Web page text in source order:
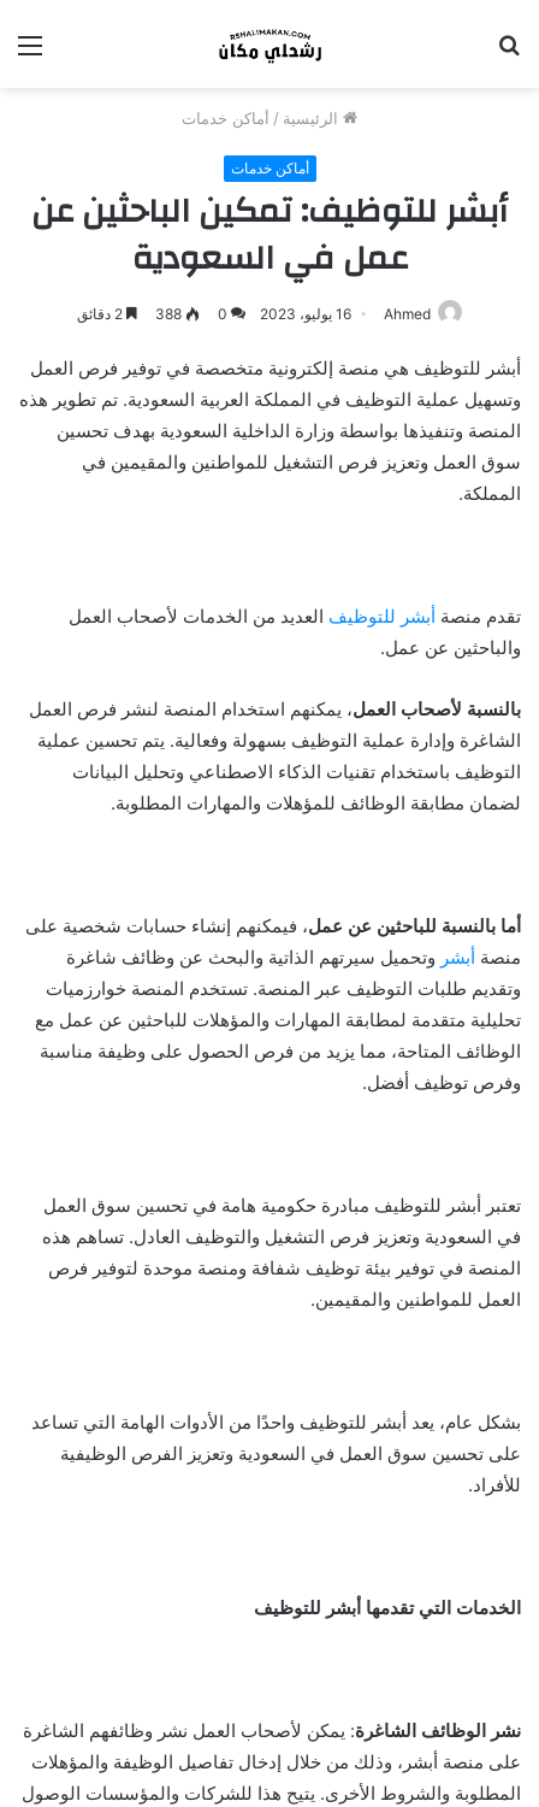
الرئيسية / أماكن خدمات
أماكن خدمات
أبشر للتوظيف: تمكين الباحثين عن
عمل في السعودية
Ahmed 16 يوليو، 2023 0
388
أبشر للتوظيف هي منصة إلكترونية متخصصة في توفير فرص العمل
وتسهيل عملية التوظيف في المملكة العربية السعودية. تم تطوير هذه
المنصة وتنفيذها بواسطة وزارة الداخلية السعودية بهدف تحسين
سوق العمل وتعزيز فرص التشغيل للمواطنين والمقيمين في
المملكة.
تقدم منصة أبشر للتوظيف العديد من الخدمات لأصحاب العمل
والباحثين عن عمل.
بالنسبة لأصحاب العمل، يمكنهم استخدام المنصة لنشر فرص العمل
الشاغرة وإدارة عملية التوظيف بسهولة وفعالية. يتم تحسين عملية
التوظيف باستخدام تقنيات الذكاء الاصطناعي وتحليل البيانات
لضمان مطابقة الوظائف للمؤهلات والمهارات المطلوبة.
أما بالنسبة للباحثين عن عمل، فيمكنهم إنشاء حسابات شخصية على
منصة أبشر وتحميل سيرتهم الذاتية والبحث عن وظائف شاغرة
وتقديم طلبات التوظيف عبر المنصة. تستخدم المنصة خوارزميات
تحليلية متقدمة لمطابقة المهارات والمؤهلات للباحثين عن عمل مع
الوظائف المتاحة، مما يزيد من فرص الحصول على وظيفة مناسبة
وفرص توظيف أفضل.
تعتبر أبشر للتوظيف مبادرة حكومية هامة في تحسين سوق العمل
في السعودية وتعزيز فرص التشغيل والتوظيف العادل. تساهم هذه
المنصة في توفير بيئة توظيف شفافة ومنصة موحدة لتوفير فرص
العمل للمواطنين والمقيمين.
بشكل عام، يعد أبشر للتوظيف واحدًا من الأدوات الهامة التي تساعد
على تحسين سوق العمل في السعودية وتعزيز الفرص الوظيفية
للأفراد.
الخدمات التي تقدمها أبشر للتوظيف
نشر الوظائف الشاغرة: يمكن لأصحاب العمل نشر وظائفهم الشاغرة
على منصة أبشر، وذلك من خلال إدخال تفاصيل الوظيفة والمؤهلات
المطلوبة والشروط الأخرى. يتيح هذا للشركات والمؤسسات الوصول